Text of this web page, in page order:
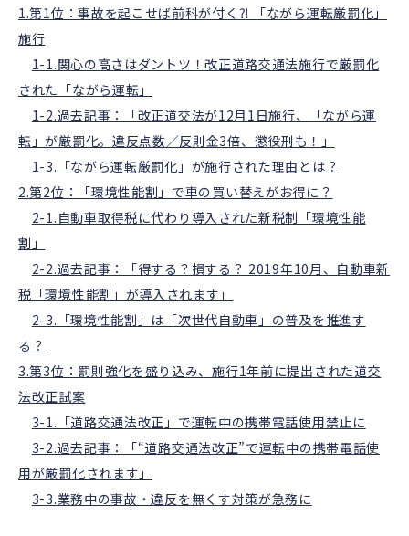
1.第1位：事故を起こせば前科が付く⁈ 「ながら運転厳罰化」
施行
1-1.関心の高さはダントツ！改正道路交通法施行で厳罰化
された「ながら運転」
1-2.過去記事：「改正道交法が12月1日施行、「ながら運
転」が厳罰化。違反点数／反則金3倍、懲役刑も！」
1-3.「ながら運転厳罰化」が施行された理由とは？
2.第2位：「環境性能割」で車の買い替えがお得に？
2-1.自動車取得税に代わり導入された新税制「環境性能
割」
2-2.過去記事：「得する？損する？ 2019年10月、自動車新
税「環境性能割」が導入されます」
2-3.「環境性能割」は「次世代自動車」の普及を推進す
る？
3.第3位：罰則強化を盛り込み、施行1年前に提出された道交
法改正試案
3-1.「道路交通法改正」で運転中の携帯電話使用禁止に
3-2.過去記事：「“道路交通法改正”で運転中の携帯電話使
用が厳罰化されます」
3-3.業務中の事故・違反を無くす対策が急務に